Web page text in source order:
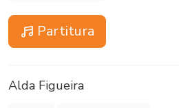
Partitura
Alda Figueira